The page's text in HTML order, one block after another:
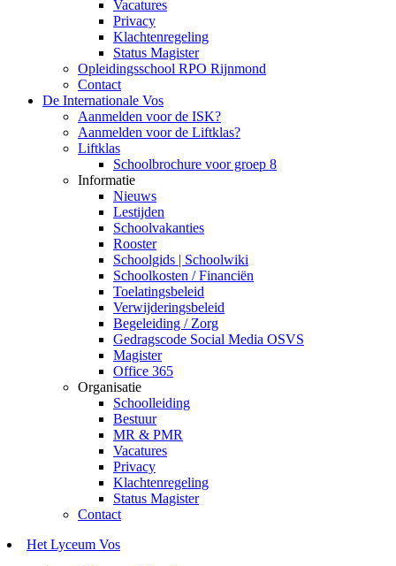
Vacatures
Privacy
Klachtenregeling
Status Magister
Opleidingsschool RPO Rijnmond
Contact
De Internationale Vos
Aanmelden voor de ISK?
Aanmelden voor de Liftklas?
Liftklas
Schoolbrochure voor groep 8
Informatie
Nieuws
Lestijden
Schoolvakanties
Rooster
Schoolgids | Schoolwiki
Schoolkosten / Financiën
Toelatingsbeleid
Verwijderingsbeleid
Begeleiding / Zorg
Gedragscode Social Media OSVS
Magister
Office 365
Organisatie
Schoolleiding
Bestuur
MR & PMR
Vacatures
Privacy
Klachtenregeling
Status Magister
Contact
Het Lyceum Vos